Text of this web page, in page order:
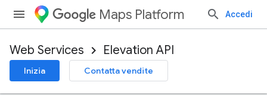
Maps Platform Accedi
Web Services Elevation API
Inizia Contatta vendite